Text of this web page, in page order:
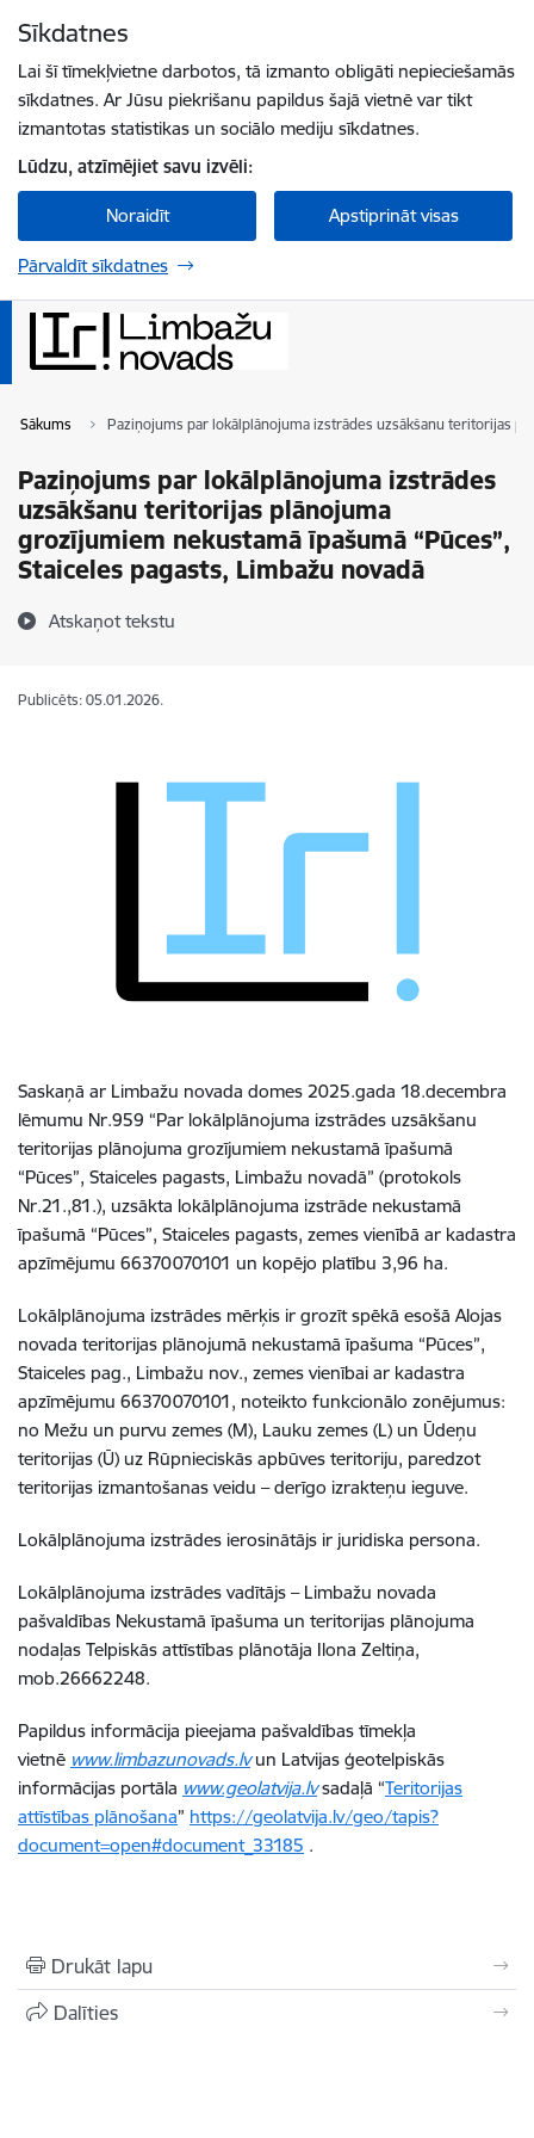
Sīkdatnes
Lai šī tīmekļvietne darbotos, tā izmanto obligāti nepieciešamās
sīkdatnes. Ar Jūsu piekrišanu papildus šajā vietnē var tikt
izmantotas statistikas un sociālo mediju sīkdatnes.
Lūdzu, atzīmējiet savu izvēli:
Noraidīt Apstiprināt visas
Pārvaldīt sīkdatnes
Sākums Paziņojums par lokālplānojuma izstrādes uzsākšanu teritorijas
Paziņojums par lokālplānojuma izstrādes
uzsākšanu teritorijas plānojuma
grozījumiem nekustamā īpašumā “Pūces”,
Staiceles pagasts, Limbažu novadā
Atskaņot tekstu
Publicēts: 05.01.2026.
Saskaņā ar Limbažu novada domes 2025.gada 18.decembra
lēmumu Nr.959 “Par lokālplānojuma izstrādes uzsākšanu
teritorijas plānojuma grozījumiem nekustamā īpašumā
“Pūces”, Staiceles pagasts, Limbažu novadā” (protokols
Nr.21.,81.), uzsākta lokālplānojuma izstrāde nekustamā
īpašumā “Pūces”, Staiceles pagasts, zemes vienībā ar kadastra
apzīmējumu 66370070101 un kopējo platību 3,96 ha.
Lokālplānojuma izstrādes mērķis ir grozīt spēkā esošā Alojas
novada teritorijas plānojumā nekustamā īpašuma “Pūces”,
Staiceles pag., Limbažu nov., zemes vienībai ar kadastra
apzīmējumu 66370070101, noteikto funkcionālo zonējumus:
no Mežu un purvu zemes (M), Lauku zemes (L) un Ūdeņu
teritorijas (Ū) uz Rūpnieciskās apbūves teritoriju, paredzot
teritorijas izmantošanas veidu – derīgo izrakteņu ieguve.
Lokālplānojuma izstrādes ierosinātājs ir juridiska persona.
Lokālplānojuma izstrādes vadītājs – Limbažu novada
pašvaldības Nekustamā īpašuma un teritorijas plānojuma
nodaļas Telpiskās attīstības plānotāja Ilona Zeltiņa,
mob.26662248.
Papildus informācija pieejama pašvaldības tīmekļa
vietnē www.limbazunovads.lvun Latvijas ģeotelpiskās
informācijas portāla www.geolatvija.lvsadaļā “Teritorijas
attīstības plānošana” https://geolatvija.lv/geo/tapis?
document=open#document_33185 .
Drukāt lapu
Dalīties